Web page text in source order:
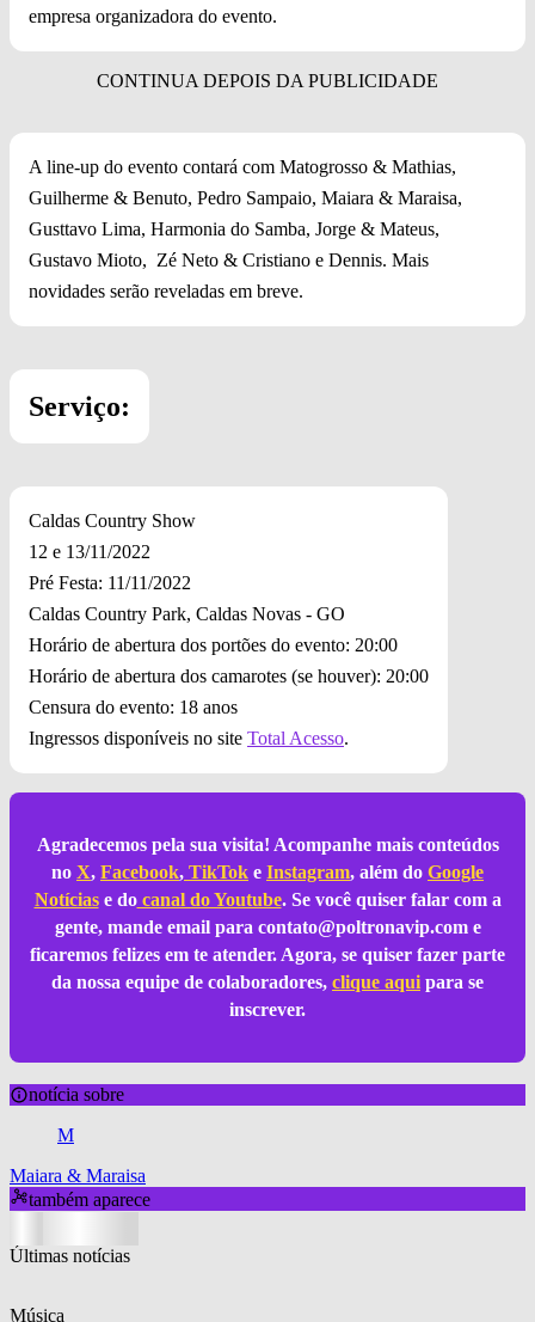
empresa organizadora do evento.
A line-up do evento contará com Matogrosso & Mathias,
Guilherme & Benuto, Pedro Sampaio, Maiara & Maraisa,
Gusttavo Lima, Harmonia do Samba, Jorge & Mateus,
Gustavo Mioto, Zé Neto & Cristiano e Dennis. Mais
novidades serão reveladas em breve.
Serviço:
Caldas Country Show
12 e 13/11/2022
Pré Festa: 11/11/2022
Caldas Country Park, Caldas Novas - GO
Horário de abertura dos portões do evento: 20:00
Horário de abertura dos camarotes (se houver): 20:00
Censura do evento: 18 anos
Ingressos disponíveis no site Total Acesso.
Agradecemos pela sua visita! Acompanhe mais conteúdos
no X, Facebook, TikTok e Instagram, além do Google
Notíciase docanal do Youtube. Se você quiser falar com a
gente, mande email para contato@poltronavip.come
ficaremos felizes em te atender. Agora, se quiser fazer parte
da nossa equipe de colaboradores, clique aqui para se
inscrever.
notícia sobre
M
Maiara & Maraisa
também aparece
Últimas notícias
Música